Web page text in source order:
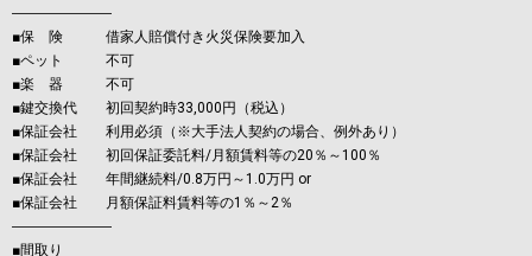
―――――――
■保 険 借家人賠償付き火災保険要加入
■ペット 不可
■楽 器 不可
■鍵交換代 初回契約時33,000円（税込）
■保証会社 利用必須（※大手法人契約の場合、例外あり）
■保証会社 初回保証委託料/月額賃料等の20％～100％
■保証会社 年間継続料/0.8万円～1.0万円 or
■保証会社 月額保証料賃料等の1％～2％
―――――――
■間取り